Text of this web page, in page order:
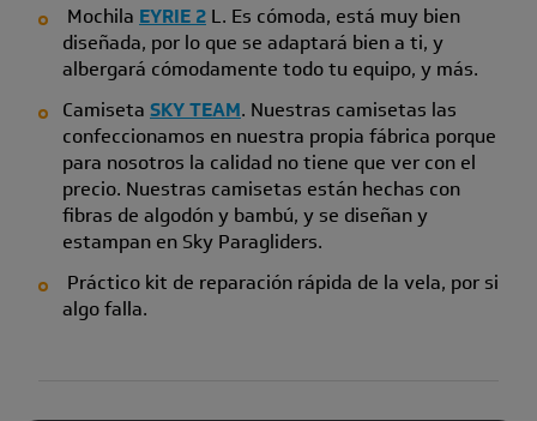
Mochila EYRIE 2L. Es cómoda, está muy bien
diseñada, por lo que se adaptará bien a ti, y
albergará cómodamente todo tu equipo, y más.
Camiseta SKY TEAM. Nuestras camisetas las
confeccionamos en nuestra propia fábrica porque
para nosotros la calidad no tiene que ver con el
precio. Nuestras camisetas están hechas con
fibras de algodón y bambú, y se diseñan y
estampan en Sky Paragliders.
Práctico kit de reparación rápida de la vela, por si
algo falla.